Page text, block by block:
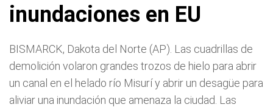
inundaciones en EU
BISMARCK, Dakota del Norte (AP). Las cuadrillas de
demolición volaron grandes trozos de hielo para abrir
un canal en el helado río Misurí y abrir un desagüe para
aliviar una inundación que amenaza la ciudad. Las